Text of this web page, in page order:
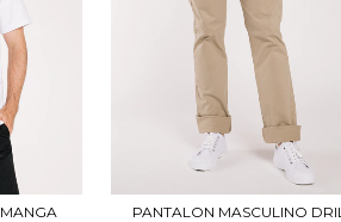
PANTALON MASCULINO DRIL